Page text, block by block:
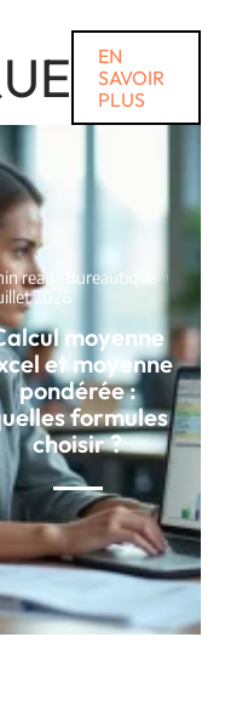
EN
SAVOIR
PLUS
read
Bureautique
2026
moyenne
et moyenne
pondérée :
formules
choisir ?